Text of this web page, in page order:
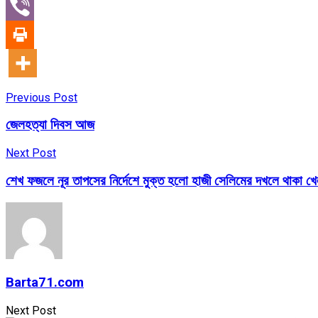
Previous Post
জেলহত্যা দিবস আজ
Next Post
শেখ ফজলে নূর তাপসের নির্দেশে মুক্ত হলো হাজী সেলিমের দখলে থাকা
Barta71.com
Next Post